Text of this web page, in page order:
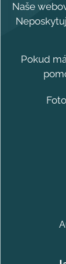
Naše
Pokud